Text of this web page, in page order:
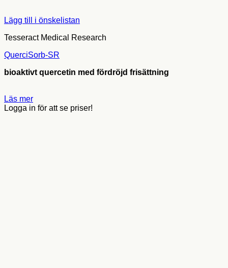
Lägg till i önskelistan
Tesseract Medical Research
QuerciSorb-SR
bioaktivt quercetin med fördröjd frisättning
Läs mer
Logga in för att se priser!